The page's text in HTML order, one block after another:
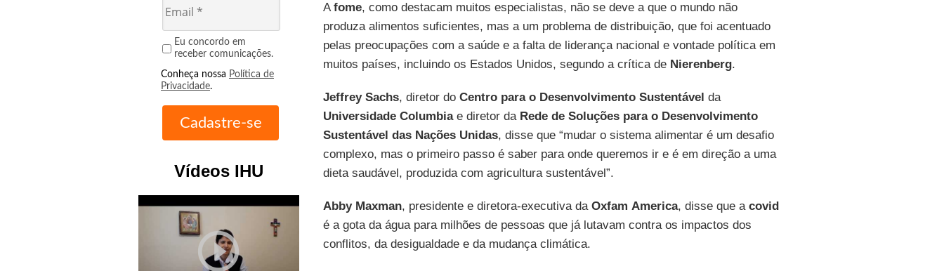
Eu concordo em
receber comunicações.
Conheça nossa Política de
Privacidade.
Vídeos IHU
play_circle_outline
Afome, como destacam muitos especialistas, não se deve a que o mundo não
produza alimentos suficientes, mas a um problema de distribuição, que foi acentuado
pelas preocupações com a saúde e a falta de liderança nacional e vontade política em
muitos países, incluindo os Estados Unidos, segundo a crítica de Nierenberg.
Jeffrey Sachs, diretor do Centro para o Desenvolvimento Sustentável da
Universidade Columbiae diretor da Rede de Soluções para o Desenvolvimento
Sustentável das Nações Unidas, disse que “mudar o sistema alimentar é um desafio
complexo, mas o primeiro passo é saber para onde queremos ir e é em direção a uma
dieta saudável, produzida com agricultura sustentável”.
Abby Maxman, presidente e diretora-executiva da Oxfam America, disse que a covid
é a gota da água para milhões de pessoas que já lutavam contra os impactos dos
conflitos, da desigualdade e da mudança climática.